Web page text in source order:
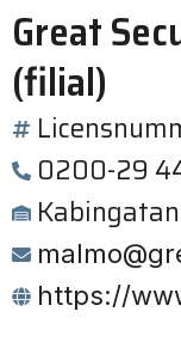
Great
(filial)
0200-29
https://